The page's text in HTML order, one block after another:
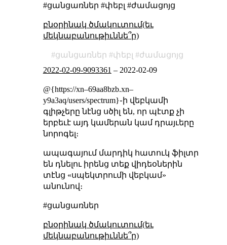
#ցանցառներ #փեբլ #ժամացոյց
բնօրինակ ծմակուտում(եւ
մեկնաբանութիւննե՞ր)
ցանցառներ փեբլ
ժամացոյց
2022-02-09-9093361 – 2022-02-09
@{https://xn–69aa8bzb.xn–
y9a3aq/users/spectrum}֊ի վեբկամի
գլիթչերը նէնց սծիլ են, որ պէտք չի
երբեւէ այդ կամերան կամ դրայւերը
նորոգել։
ապագայում մարդիկ հատուկ ֆիլտր
են դնելու իրենց տեք վիդեօներին
տէնց «սպեկտրումի վեբկամ»
անունով։
#ցանցառներ
բնօրինակ ծմակուտում(եւ
մեկնաբանութիւննե՞ր)